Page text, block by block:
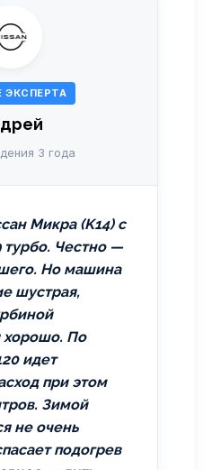
ЭКСПЕРТА
3 года
Микра (K14) с
турбо. Честно —
Но машина
шустрая,
хорошо. По
идет
при этом
Зимой
не очень
подогрев